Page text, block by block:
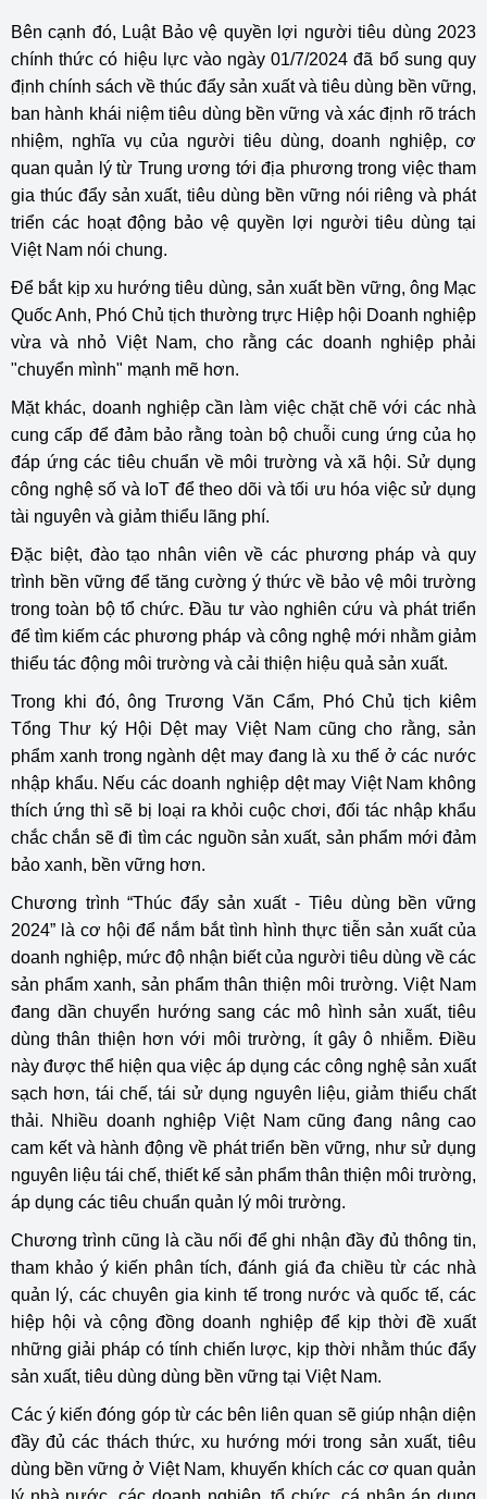
Bên cạnh đó, Luật Bảo vệ quyền lợi người tiêu dùng 2023
chính thức có hiệu lực vào ngày 01/7/2024 đã bổ sung quy
định chính sách về thúc đẩy sản xuất và tiêu dùng bền vững,
ban hành khái niệm tiêu dùng bền vững và xác định rõ trách
nhiệm, nghĩa vụ của người tiêu dùng, doanh nghiệp, cơ
quan quản lý từ Trung ương tới địa phương trong việc tham
gia thúc đẩy sản xuất, tiêu dùng bền vững nói riêng và phát
triển các hoạt động bảo vệ quyền lợi người tiêu dùng tại
Việt Nam nói chung.
Để bắt kịp xu hướng tiêu dùng, sản xuất bền vững, ông Mạc
Quốc Anh, Phó Chủ tịch thường trực Hiệp hội Doanh nghiệp
vừa và nhỏ Việt Nam, cho rằng các doanh nghiệp phải
"chuyển mình" mạnh mẽ hơn.
Mặt khác, doanh nghiệp cần làm việc chặt chẽ với các nhà
cung cấp để đảm bảo rằng toàn bộ chuỗi cung ứng của họ
đáp ứng các tiêu chuẩn về môi trường và xã hội. Sử dụng
công nghệ số và IoT để theo dõi và tối ưu hóa việc sử dụng
tài nguyên và giảm thiểu lãng phí.
Đặc biệt, đào tạo nhân viên về các phương pháp và quy
trình bền vững để tăng cường ý thức về bảo vệ môi trường
trong toàn bộ tổ chức. Đầu tư vào nghiên cứu và phát triển
để tìm kiếm các phương pháp và công nghệ mới nhằm giảm
thiểu tác động môi trường và cải thiện hiệu quả sản xuất.
Trong khi đó, ông Trương Văn Cẩm, Phó Chủ tịch kiêm
Tổng Thư ký Hội Dệt may Việt Nam cũng cho rằng, sản
phẩm xanh trong ngành dệt may đang là xu thế ở các nước
nhập khẩu. Nếu các doanh nghiệp dệt may Việt Nam không
thích ứng thì sẽ bị loại ra khỏi cuộc chơi, đối tác nhập khẩu
chắc chắn sẽ đi tìm các nguồn sản xuất, sản phẩm mới đảm
bảo xanh, bền vững hơn.
Chương trình “Thúc đẩy sản xuất - Tiêu dùng bền vững
2024” là cơ hội để nắm bắt tình hình thực tiễn sản xuất của
doanh nghiệp, mức độ nhận biết của người tiêu dùng về các
sản phẩm xanh, sản phẩm thân thiện môi trường. Việt Nam
đang dần chuyển hướng sang các mô hình sản xuất, tiêu
dùng thân thiện hơn với môi trường, ít gây ô nhiễm. Điều
này được thể hiện qua việc áp dụng các công nghệ sản xuất
sạch hơn, tái chế, tái sử dụng nguyên liệu, giảm thiểu chất
thải. Nhiều doanh nghiệp Việt Nam cũng đang nâng cao
cam kết và hành động về phát triển bền vững, như sử dụng
nguyên liệu tái chế, thiết kế sản phẩm thân thiện môi trường,
áp dụng các tiêu chuẩn quản lý môi trường.
Chương trình cũng là cầu nối để ghi nhận đầy đủ thông tin,
tham khảo ý kiến phân tích, đánh giá đa chiều từ các nhà
quản lý, các chuyên gia kinh tế trong nước và quốc tế, các
hiệp hội và cộng đồng doanh nghiệp để kịp thời đề xuất
những giải pháp có tính chiến lược, kịp thời nhằm thúc đẩy
sản xuất, tiêu dùng dùng bền vững tại Việt Nam.
Các ý kiến đóng góp từ các bên liên quan sẽ giúp nhận diện
đầy đủ các thách thức, xu hướng mới trong sản xuất, tiêu
dùng bền vững ở Việt Nam, khuyến khích các cơ quan quản